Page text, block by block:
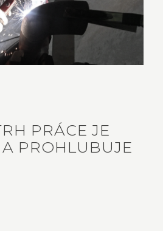
PRÁCE JE
PROHLUBUJE